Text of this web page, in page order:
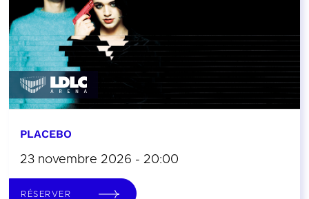
PLACEBO
23 novembre 2026 - 20:00
RÉSERVER